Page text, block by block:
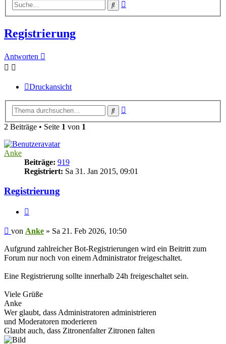
Suche
Registrierung
Antworten
Druckansicht
Suche
2 Beiträge • Seite 1 von 1
Anke
Beiträge: 919
Registriert: Sa 31. Jan 2015, 09:01
Registrierung
Beitrag
von Anke » Sa 21. Feb 2026, 10:50
Aufgrund zahlreicher Bot-Registrierungen wird ein Beitritt zum
Forum nur noch von einem Administrator freigeschaltet.
Eine Registrierung sollte innerhalb 24h freigeschaltet sein.
Viele Grüße
Anke
Wer glaubt, dass Administratoren administrieren
und Moderatoren moderieren
Glaubt auch, dass Zitronenfalter Zitronen falten